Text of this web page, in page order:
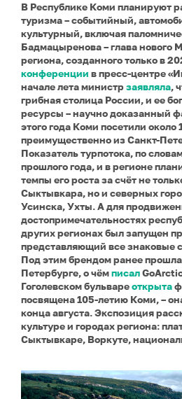
В Республике Коми планируют
туризма – событийный,
культурный, включая
Бадмацыренова – глава нового
региона, созданного только в
конференции в пресс-центре
начале лета министрзаявляла,
грибная столица России, и ее
ресурсы – научно доказанный
этого года Коми посетили около
преимущественно из Санкт-
Показатель турпотока, по
прошлого года, и в регионе
темпы его роста за счёт не
Сыктывкара, но и северных
Усинска, Ухты. А для
достопримечательностях
других регионах был запущен
представляющий все знаковые
Под этим брендом ранее
Петербурге, о чёмписал
Гоголевском бульвареоткрыта
посвящена 105-летию Коми, –
конца августа. Экспозиция
культуре и городах региона:
Сыктывкаре, Воркуте,